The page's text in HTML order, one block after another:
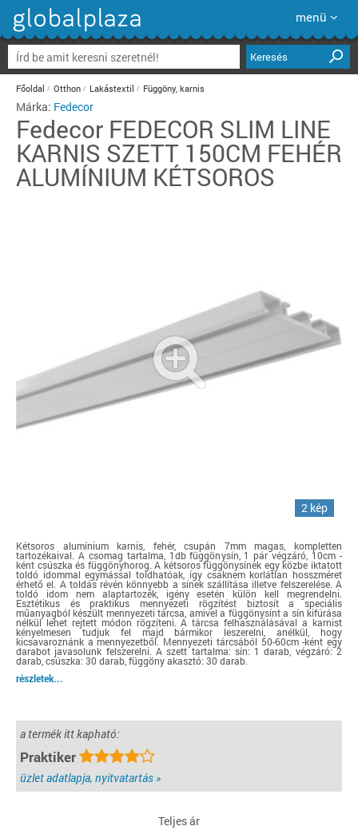
menü
Keresés
Főoldal Otthon Lakástextil Függöny, karnis
Márka: Fedecor
Fedecor FEDECOR SLIM LINE
KARNIS SZETT 150CM FEHÉR
ALUMÍNIUM KÉTSOROS
2 kép
Kétsoros alumínium karnis, fehér, csupán 7mm magas, kompletten
tartozékaival. A csomag tartalma, 1db függönysín, 1 pár végzáró, 10cm -
ként csúszka és függönyhorog. A kétsoros függönysínek egy közbe iktatott
toldó idommal egymással toldhatóak, így csaknem korlátlan hosszméret
érhető el. A toldás révén könnyebb a sínek szállítása illetve felszerelése. A
toldó idom nem alaptartozék, igény esetén külön kell megrendelni.
Esztétikus és praktikus mennyezeti rögzítést biztosít a speciális
műanyagból készült mennyezeti tárcsa, amivel a függönysínt a sín kifúrása
nélkül lehet rejtett módon rögzíteni. A tárcsa felhasználásával a karnist
kényelmesen tudjuk fel majd bármikor leszerelni, anélkül, hogy
kicsavaroznánk a mennyezetből. Mennyezeti tárcsából 50-60cm -ként egy
darabot javasolunk felszerelni. A szett tartalma: sín: 1 darab, végzáró: 2
darab, csúszka: 30 darab, függöny akasztó: 30 darab.
részletek...
a termék itt kapható:
Praktiker
üzlet adatlapja, nyitvatartás »
Teljes ár